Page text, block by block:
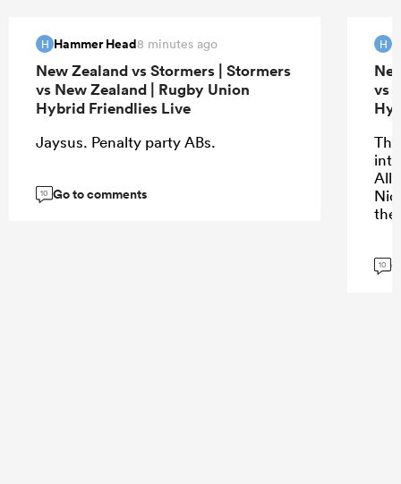
H Hammer Head8 minutes ago
New Zealand vs Stormers | Stormers
vs New Zealand | Rugby Union
Hybrid Friendlies Live
Jaysus. Penalty party ABs.
10 Go to comments
H
vs
the
10